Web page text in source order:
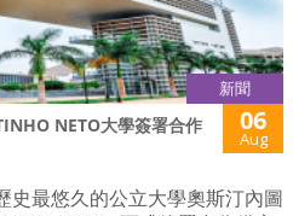
新聞
NETO大學簽署合作
06
Aug
史最悠久的公立大學奧斯汀內圖